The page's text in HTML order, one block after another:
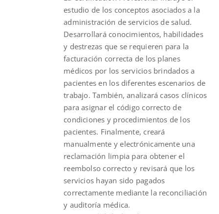
estudio de los conceptos asociados a la
administración de servicios de salud.
Desarrollará conocimientos, habilidades
y destrezas que se requieren para la
facturación correcta de los planes
médicos por los servicios brindados a
pacientes en los diferentes escenarios de
trabajo. También, analizará casos clínicos
para asignar el código correcto de
condiciones y procedimientos de los
pacientes. Finalmente, creará
manualmente y electrónicamente una
reclamación limpia para obtener el
reembolso correcto y revisará que los
servicios hayan sido pagados
correctamente mediante la reconciliación
y auditoría médica.